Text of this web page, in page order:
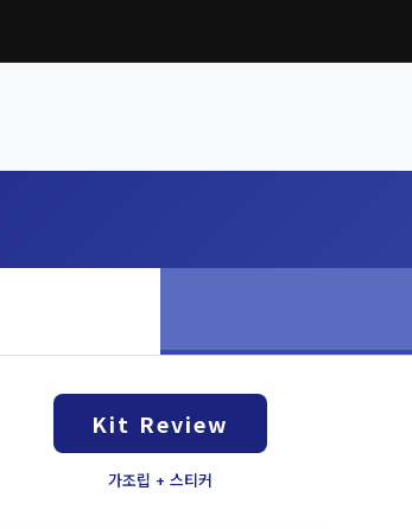
Kit Review
가조립 + 스티커